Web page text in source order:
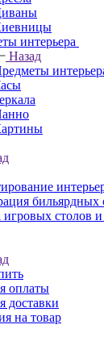
интерьера
Назад
бильярдных
игровых столов
оплаты
доставки
на товар